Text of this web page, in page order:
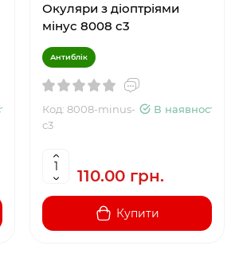
Окуляри з діоптріями
мінус 8008 c3
Антиблік
Код: 8008-minus-
c3
В наявності
110.00 грн.
Купити